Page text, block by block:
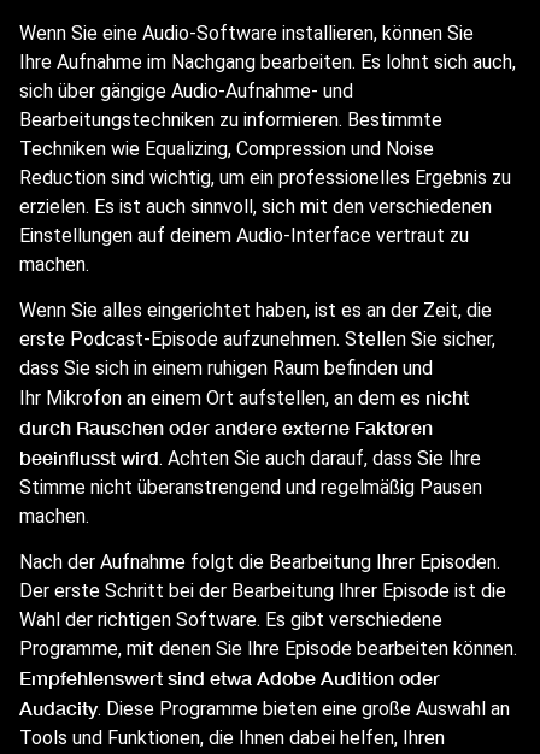
Wenn Sie eine Audio-Software installieren, können Sie
Ihre Aufnahme im Nachgang bearbeiten. Es lohnt sich auch,
sich über gängige Audio-Aufnahme- und
Bearbeitungstechniken zu informieren. Bestimmte
Techniken wie Equalizing, Compression und Noise
Reduction sind wichtig, um ein professionelles Ergebnis zu
erzielen. Es ist auch sinnvoll, sich mit den verschiedenen
Einstellungen auf deinem Audio-Interface vertraut zu
machen.
Wenn Sie alles eingerichtet haben, ist es an der Zeit, die
erste Podcast-Episode aufzunehmen. Stellen Sie sicher,
dass Sie sich in einem ruhigen Raum befinden und
Ihr Mikrofon an einem Ort aufstellen, an dem es nicht
durch Rauschen oder andere externe Faktoren
beeinflusst wird. Achten Sie auch darauf, dass Sie Ihre
Stimme nicht überanstrengend und regelmäßig Pausen
machen.
Nach der Aufnahme folgt die Bearbeitung Ihrer Episoden.
Der erste Schritt bei der Bearbeitung Ihrer Episode ist die
Wahl der richtigen Software. Es gibt verschiedene
Programme, mit denen Sie Ihre Episode bearbeiten können.
Empfehlenswert sind etwa Adobe Audition oder
Audacity. Diese Programme bieten eine große Auswahl an
Tools und Funktionen, die Ihnen dabei helfen, Ihren